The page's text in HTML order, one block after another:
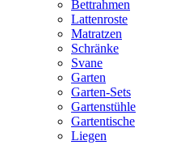
Bettrahmen
Lattenroste
Matratzen
Schränke
Svane
Garten
Garten-Sets
Gartenstühle
Gartentische
Liegen